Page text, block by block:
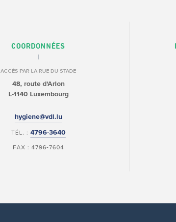
COORDONNÉES
ACCÈS PAR LA RUE DU STADE
48, route d'Arlon
L-1140 Luxembourg
hygiene@vdl.lu
TÉL. : 4796-3640
FAX : 4796-7604